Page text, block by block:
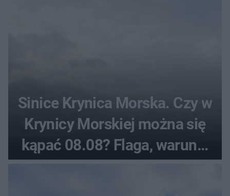
Sinice Krynica Morska. Czy w
Krynicy Morskiej można się
kąpać 08.08? Flaga, warunki
pogodowe